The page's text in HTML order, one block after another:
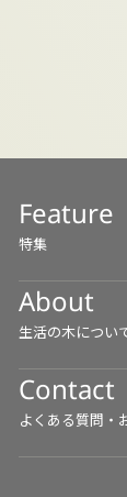
Feature
特集
About
生活の木につい
Contact
よくある質問・